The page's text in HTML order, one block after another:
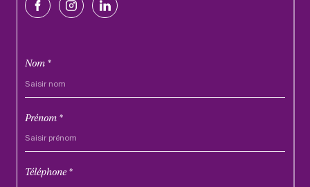
Nom *
Prénom *
Téléphone *